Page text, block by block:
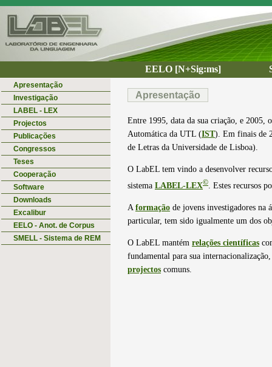
EELO [N+Sig:ms]
Apresentação
Investigação
LABEL - LEX
Projectos
Publicações
Congressos
Teses
Cooperação
Software
Downloads
Excalibur
EELO - Anot. de Corpus
SMELL - Sistema de REM
Apresentação
Entre 1995, data da sua criação, e
Automática da UTL (IST). Em finais de
de Letras da Universidade de Lisboa).
O LabEL tem vindo a desenvolver
sistema LABEL-LEX© . Estes recursos
A formação de jovens investigadores na
particular, tem sido igualmente um dos
O LabEL mantém relações científicas
fundamental para sua
projectos comuns.